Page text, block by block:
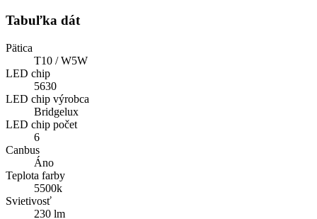
Tabuľka dát
Pätica
T10 / W5W
LED chip
5630
LED chip výrobca
Bridgelux
LED chip počet
6
Canbus
Áno
Teplota farby
5500k
Svietivosť
230 lm